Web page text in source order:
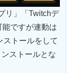
リ」「Twitchデ
ですが連動は
ストールをして
ストールとな